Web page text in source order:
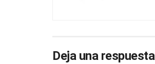
Deja una respuesta